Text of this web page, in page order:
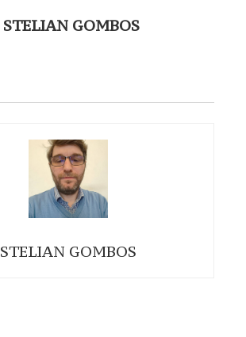
STELIAN GOMBOS
STELIAN GOMBOS